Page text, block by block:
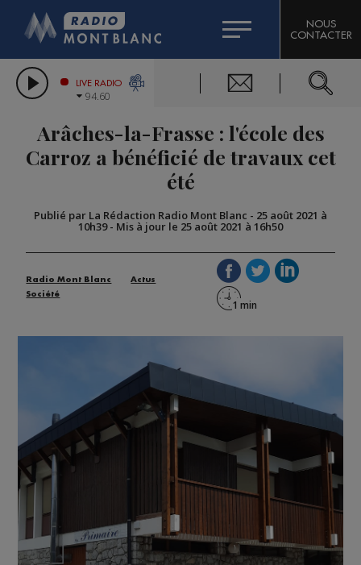
LES CHRONIQUES DE L'EXPERT
CITIZEN MACHINERY
GRAND MASSIF DOMAINES SKIABLES
BIGARD
COMPAGNIE DU MONT-BLANC
NOUS
CONTACTER
LIVE RADIO
94.60
Arâches-la-Frasse : l'école des
Carroz a bénéficié de travaux cet
été
Publié par La Rédaction Radio Mont Blanc - 25 août 2021 à
10h39- Mis à jour le 25 août 2021 à 16h50
Radio Mont Blanc
Actus
Société